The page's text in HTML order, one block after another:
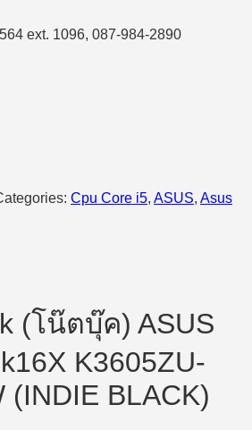
ext. 1096, 087-984-2890
Cpu Core i5, ASUS, Asus
(โน๊ตบุ๊ค) ASUS
K3605ZU-
(INDIE BLACK)